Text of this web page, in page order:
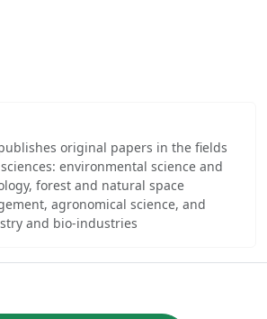
publishes original papers in the fields
environmental science and
forest and natural space
agronomical science, and
and bio-industries